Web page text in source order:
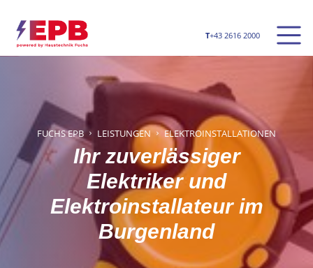
Direkt zur Hauptnavigation
Direkt zum Inhalt springen
T+43 2616 2000
FUCHS EPB LEISTUNGEN ELEKTROINSTALLATIONEN
Ihr zuverlässiger
Elektriker und
Elektroinstallateur im
Burgenland